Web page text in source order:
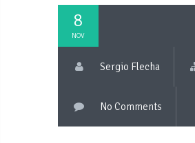
8
NOV
Sergio Flecha
No Comments